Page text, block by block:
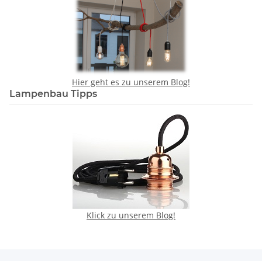
Hier geht es zu unserem Blog!
Lampenbau Tipps
Klick zu unserem Blog!